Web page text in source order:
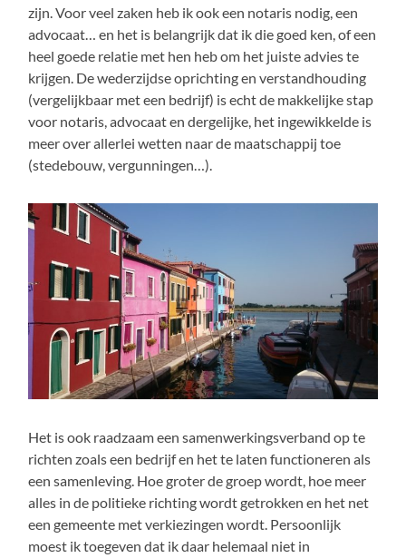
zijn. Voor veel zaken heb ik ook een notaris nodig, een
advocaat… en het is belangrijk dat ik die goed ken, of een
heel goede relatie met hen heb om het juiste advies te
krijgen. De wederzijdse oprichting en verstandhouding
(vergelijkbaar met een bedrijf) is echt de makkelijke stap
voor notaris, advocaat en dergelijke, het ingewikkelde is
meer over allerlei wetten naar de maatschappij toe
(stedebouw, vergunningen…).
Het is ook raadzaam een samenwerkingsverband op te
richten zoals een bedrijf en het te laten functioneren als
een samenleving. Hoe groter de groep wordt, hoe meer
alles in de politieke richting wordt getrokken en het net
een gemeente met verkiezingen wordt. Persoonlijk
moest ik toegeven dat ik daar helemaal niet in